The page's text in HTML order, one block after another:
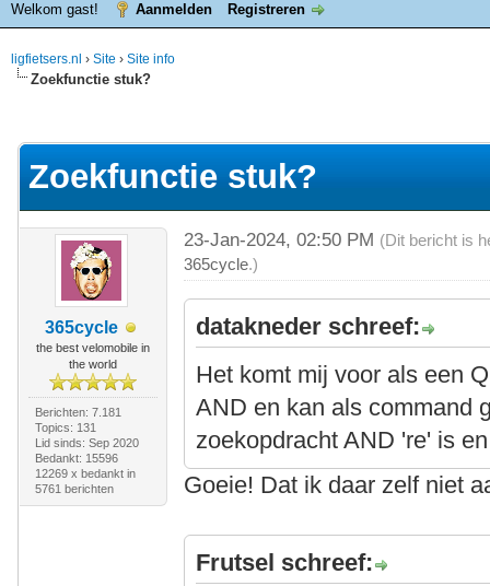
Welkom gast! Aanmelden Registreren
ligfietsers.nl › Site › Site info
Zoekfunctie stuk?
Zoekfunctie stuk?
365cycle
the best velomobile in
the world
Berichten: 7.181
Topics: 131
Lid sinds: Sep 2020
Bedankt: 15596
12269 x bedankt in
5761 berichten
23-Jan-2024, 02:50 PM (Dit bericht is
365cycle.)
datakneder schreef:
Het komt mij voor als een
AND en kan als command
zoekopdracht AND 're' is
Goeie! Dat ik daar zelf niet
Frutsel schreef: